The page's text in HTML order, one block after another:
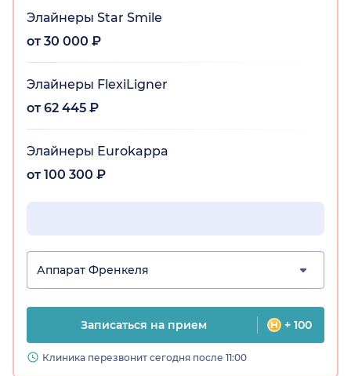
Элайнеры Star Smile
от 30 000 ₽
Элайнеры FlexiLigner
от 62 445 ₽
Элайнеры Eurokappa
от 100 300 ₽
Аппарат Френкеля
Записаться на прием + 100
Клиника перезвонит сегодня после 11:00